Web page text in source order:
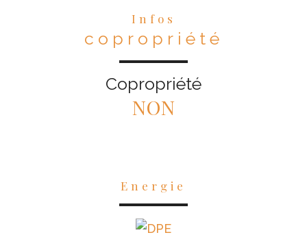
Infos
copropriété
Copropriété
NON
Energie